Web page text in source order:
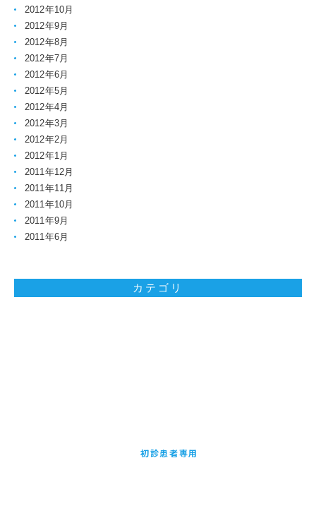
2012年10月
2012年9月
2012年8月
2012年7月
2012年6月
2012年5月
2012年4月
2012年3月
2012年2月
2012年1月
2011年12月
2011年11月
2011年10月
2011年9月
2011年6月
カテゴリ
初診患者専用